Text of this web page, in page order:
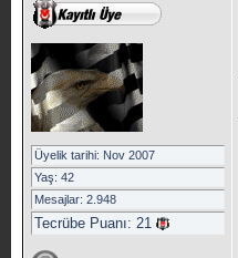
Üyelik tarihi: Nov 2007
Yaş: 42
Mesajlar: 2.948
Tecrübe Puanı: 21